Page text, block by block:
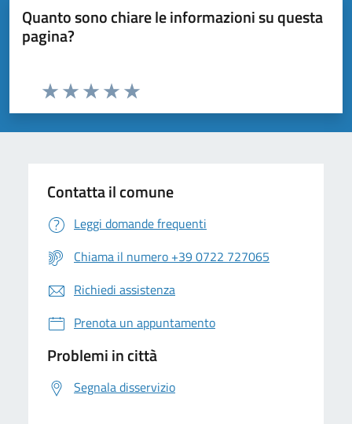
Quanto sono chiare le informazioni su questa
pagina?
Valuta da 1 a 5 stelle la pagina
Valuta 5 stelle su 5
Valuta 4 stelle su 5
Valuta 3 stelle su 5
Valuta 2 stelle su 5
Valuta 1 stelle su 5
Contatta il comune
Leggi domande frequenti
Chiama il numero +39 0722 727065
Richiedi assistenza
Prenota un appuntamento
Problemi in città
Segnala disservizio